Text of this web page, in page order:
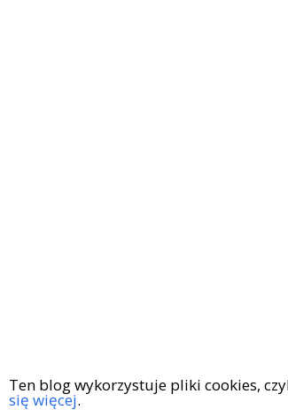
Ten blog wykorzystuje pliki cookies,
się więcej.